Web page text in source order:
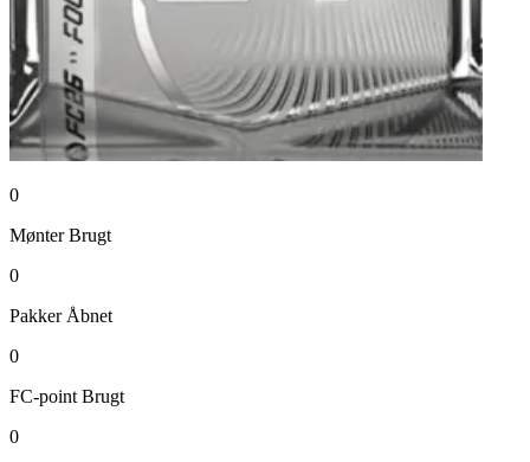
0
Mønter Brugt
0
Pakker Åbnet
0
FC-point Brugt
0